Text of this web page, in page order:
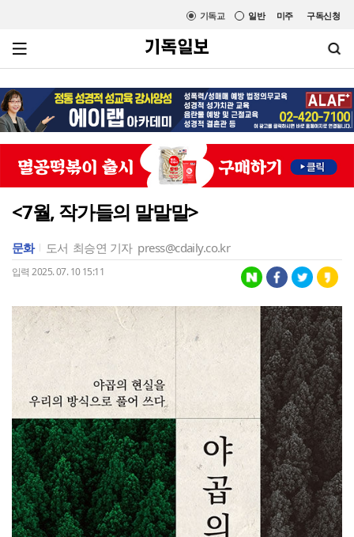
미주 구독신청
일반
기독교
<7월, 작가들의 말말말>
문화 도서 최승연 기자 press@cdaily.co.kr
입력 2025. 07. 10 15:11